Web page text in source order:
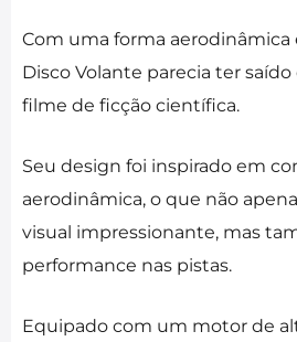
Com uma forma aerodinâmica
Disco Volante parecia ter
filme de ficção científica.
Seu design foi inspirado em
aerodinâmica, o que não
visual impressionante, mas
performance nas pistas.
Equipado com um motor de